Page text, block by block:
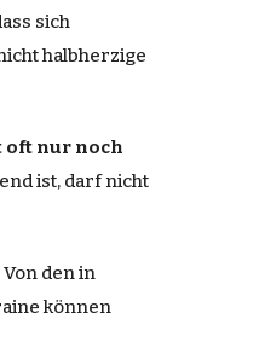
sich
halbherzige
oft nur noch
ist, darf nicht
den in
können